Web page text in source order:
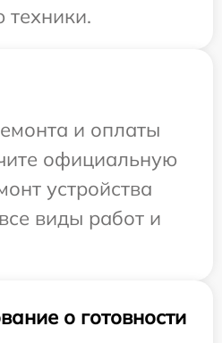
техники.
и оплаты
официальную
устройства
виды работ и
о готовности